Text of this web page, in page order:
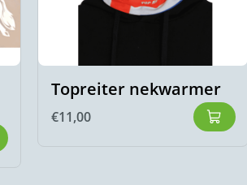
Topreiter nekwarmer
€11,00